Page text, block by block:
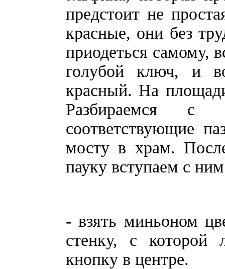
предстоит не
красные, они без
приодеться самому,
голубой ключ, и
красный. На
Разбираемся
соответствующие
мосту в храм.
пауку вступаем с
- взять миньоном
стенку, с которой
кнопку в центре.